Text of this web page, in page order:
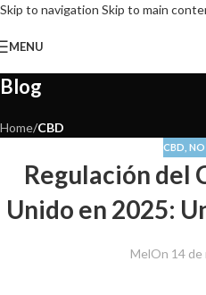
Skip to navigation Skip to main
MENU
Blog
Home/CBD
CBD
Regulación del
Unido en 2025:
MelOn 14 de